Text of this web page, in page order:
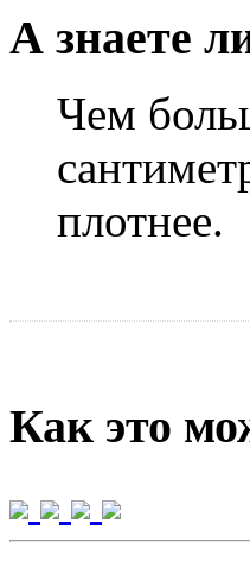
А знаете
Чем
плотнее.
Как это